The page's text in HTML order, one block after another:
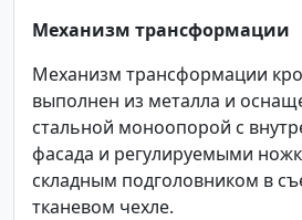
Механизм трансформации
Механизм трансформации
выполнен из металла и
стальной моноопорой с
фасада и регулируемыми
складным подголовником в
тканевом чехле.